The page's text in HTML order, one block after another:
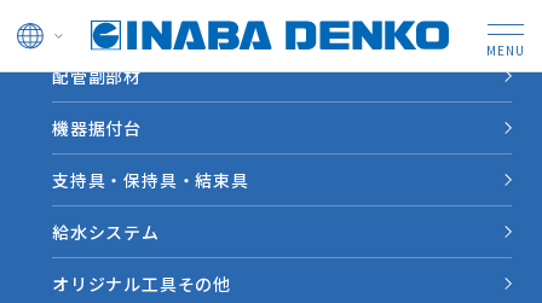
ドレン管
配管副部材
機器据付台
支持具・保持具・結束具
給水システム
オリジナル工具その他
HOME 製品情報 耐火ボックスＳ
防火区画貫通部材（タイカエックス/タイカX）
耐火ボックスＳ
多系統配管の貫通が可能です。 配管束のすき間は充てんブロ